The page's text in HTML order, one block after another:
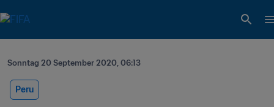
Sonntag 20 September 2020, 06:13
Peru